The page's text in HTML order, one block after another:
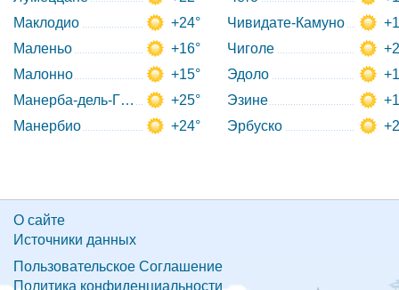
Маклодио
+24°
Маленьо
+16°
Малонно
+15°
Манерба-дель-Гарда
+25°
Манербио
+24°
Чивидате-Камуно
Чиголе
Эдоло
Эзине
Эрбуско
О сайте
Источники данных
Пользовательское Соглашение
Политика конфиденциальности